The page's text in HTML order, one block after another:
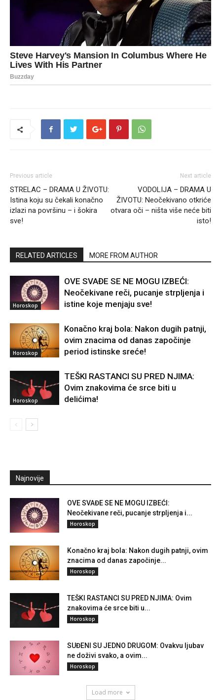
Previous article
STRELAC – DRAMA U ŽIVOTU:
Istina koju su čekali konačno
izlazi na površinu – i šokira
sve!
Next article
VODOLIJA – DRAMA U
ŽIVOTU: Neočekivano otkriće
otvara oči – ništa više neće biti
isto!
RELATED ARTICLES MORE FROM AUTHOR
Horoskop
OVE SVAĐE SE NE MOGU IZBEĆI:
Neočekivane reči, pucanje strpljenja i
istine koje menjaju sve!
Horoskop
Konačno kraj bola: Nakon dugih patnji,
ovim znacima od danas započinje
period istinske sreće!
Horoskop
TEŠKI RASTANCI SU PRED NJIMA:
Ovim znakovima će srce biti u
delićima!
Najnovije
OVE SVAĐE SE NE MOGU IZBEĆI:
Neočekivane reči, pucanje strpljenja i...
Horoskop
Konačno kraj bola: Nakon dugih patnji, ovim
znacima od danas započinje...
Horoskop
TEŠKI RASTANCI SU PRED NJIMA: Ovim
znakovima će srce biti u...
Horoskop
SUĐENI SU JEDNO DRUGOM: Ovakvu ljubav
ne doživi svako, a ovim...
Horoskop
Load more